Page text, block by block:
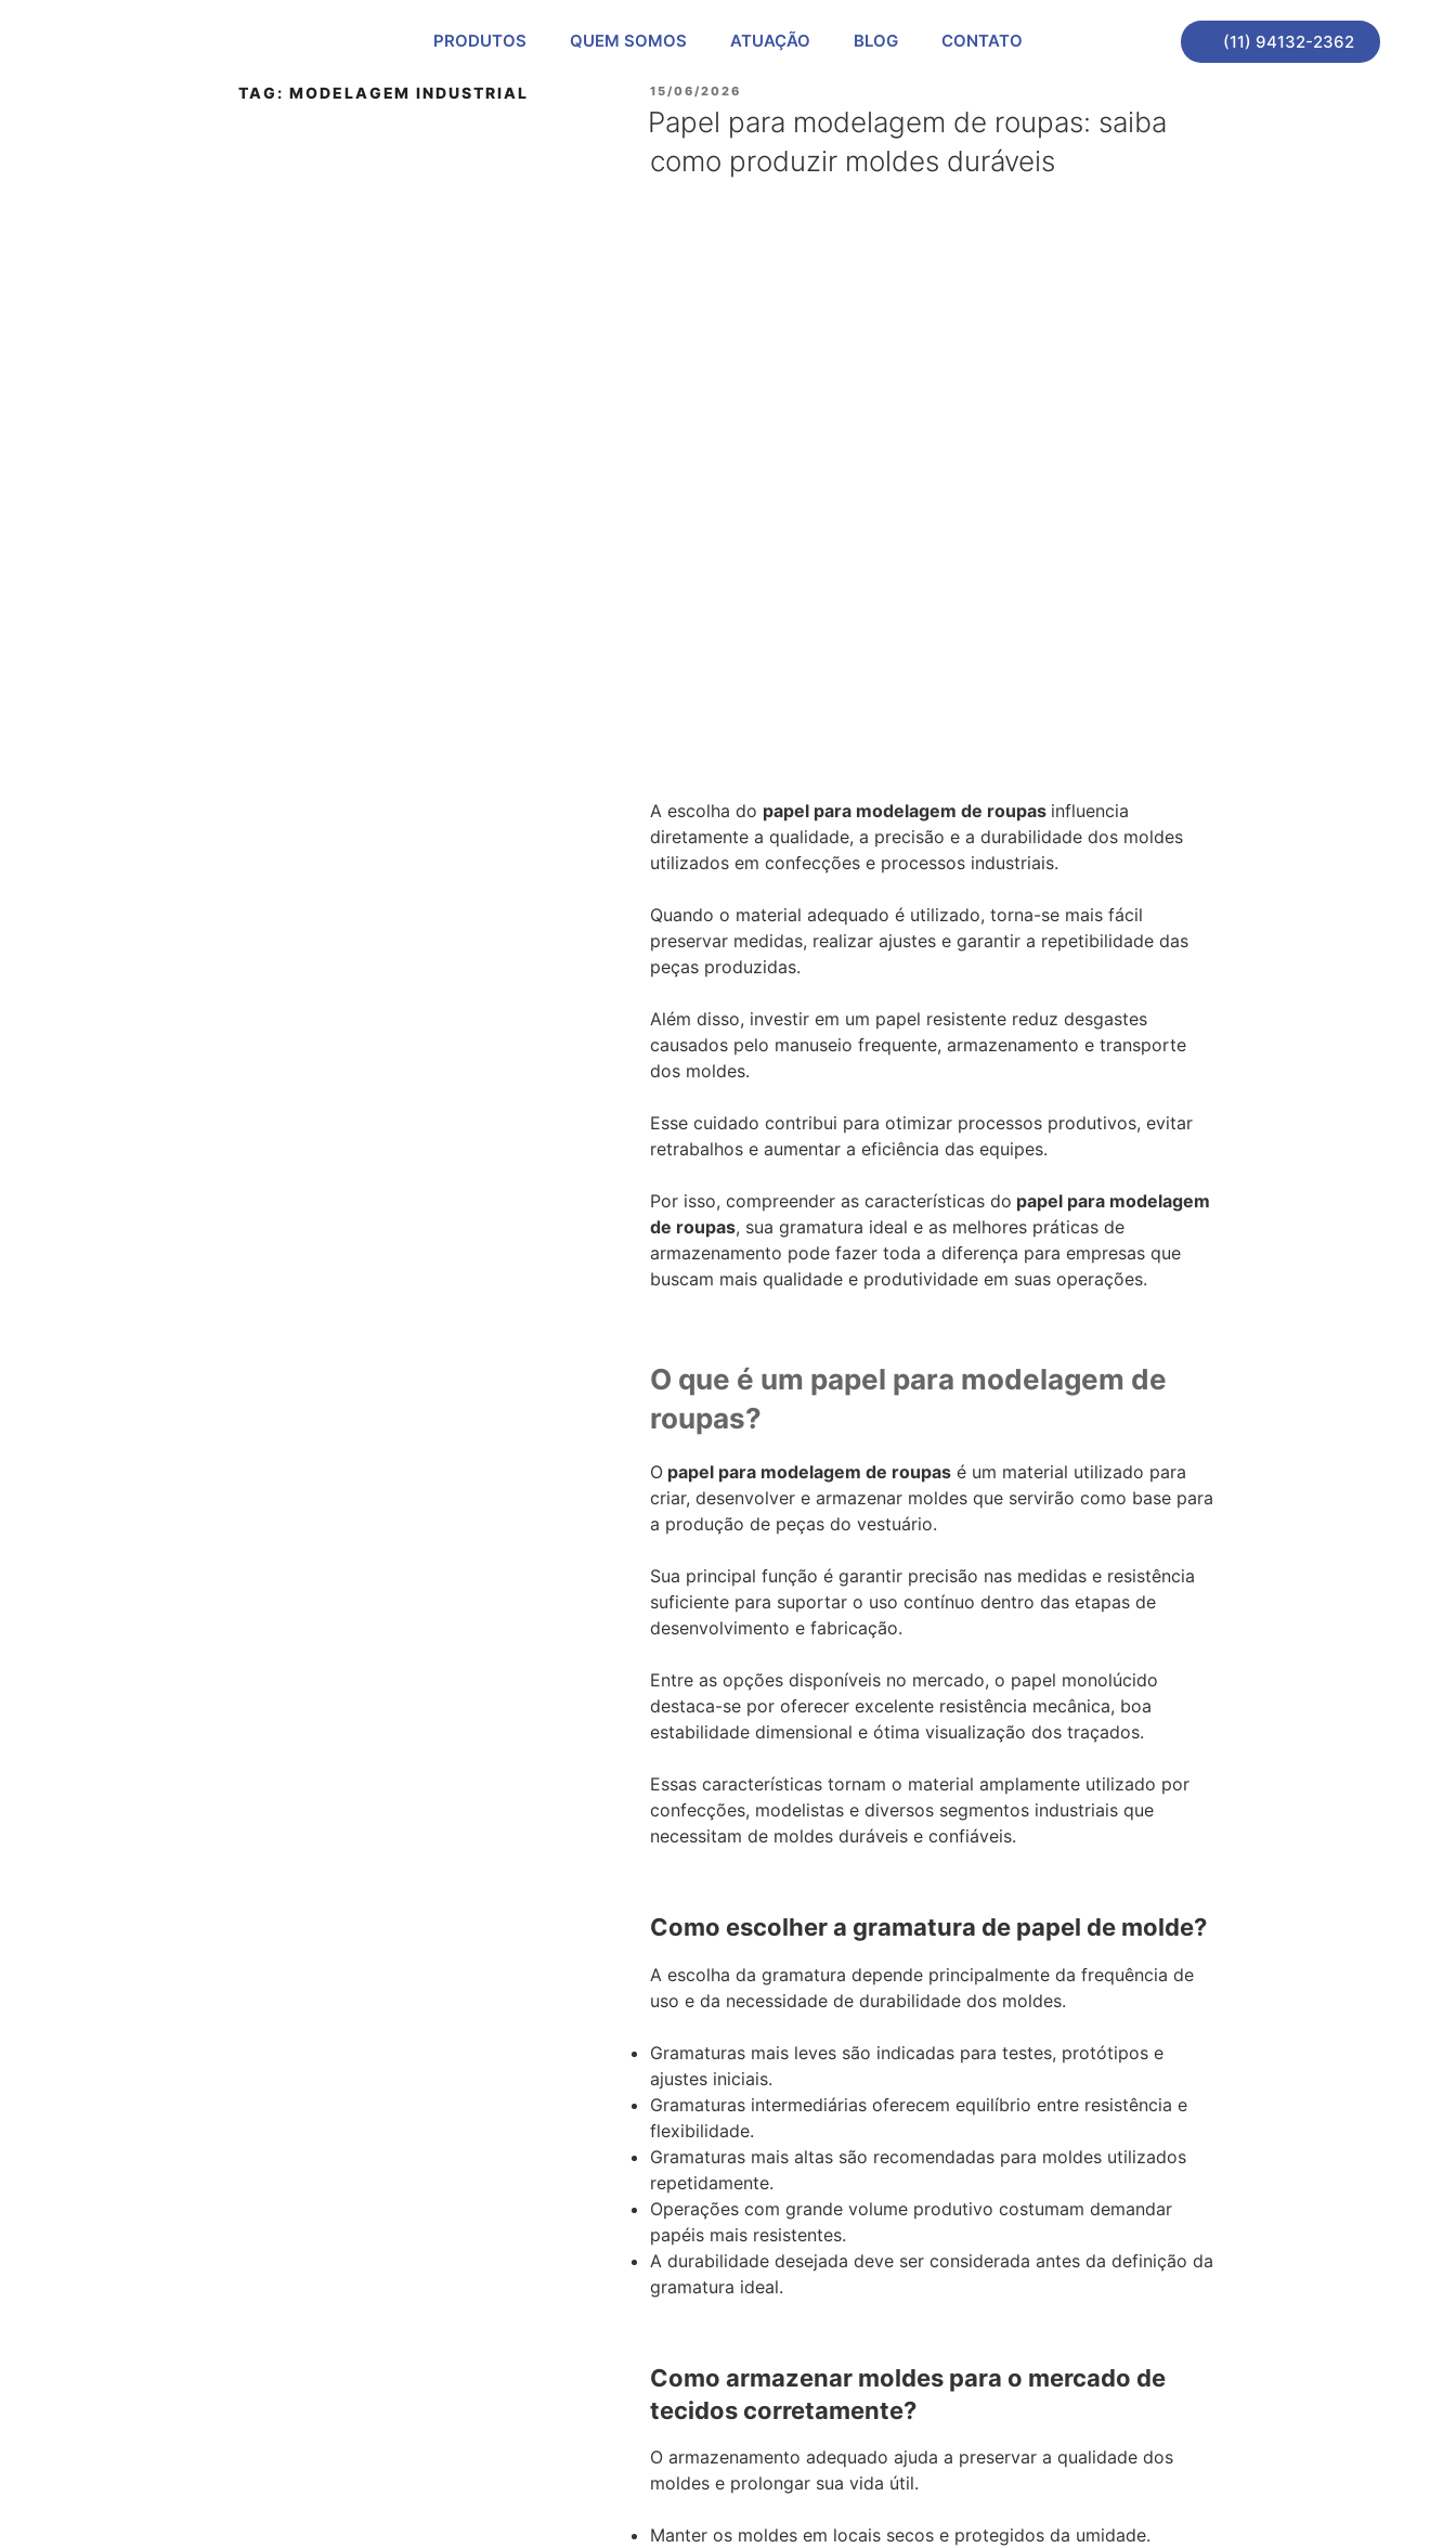
PRODUTOS QUEM SOMOS ATUAÇÃO BLOG CONTATO (11) 94132-2362
TAG: MODELAGEM INDUSTRIAL 15/06/2026
Papel para modelagem de roupas: saiba
como produzir moldes duráveis
A escolha do papel para modelagem de roupas influencia
diretamente a qualidade, a precisão e a durabilidade dos moldes
utilizados em confecções e processos industriais.
Quando o material adequado é utilizado, torna-se mais fácil
preservar medidas, realizar ajustes e garantir a repetibilidade das
peças produzidas.
Além disso, investir em um papel resistente reduz desgastes
causados pelo manuseio frequente, armazenamento e transporte
dos moldes.
Esse cuidado contribui para otimizar processos produtivos, evitar
retrabalhos e aumentar a eficiência das equipes.
Por isso, compreender as características do papel para modelagem
de roupas, sua gramatura ideal e as melhores práticas de
armazenamento pode fazer toda a diferença para empresas que
buscam mais qualidade e produtividade em suas operações.
O que é um papel para modelagem de
roupas?
Opapel para modelagem de roupasé um material utilizado para
criar, desenvolver e armazenar moldes que servirão como base para
a produção de peças do vestuário.
Sua principal função é garantir precisão nas medidas e resistência
suficiente para suportar o uso contínuo dentro das etapas de
desenvolvimento e fabricação.
Entre as opções disponíveis no mercado, o papel monolúcido
destaca-se por oferecer excelente resistência mecânica, boa
estabilidade dimensional e ótima visualização dos traçados.
Essas características tornam o material amplamente utilizado por
confecções, modelistas e diversos segmentos industriais que
necessitam de moldes duráveis e confiáveis.
Como escolher a gramatura de papel de molde?
A escolha da gramatura depende principalmente da frequência de
uso e da necessidade de durabilidade dos moldes.
Gramaturas mais leves são indicadas para testes, protótipos e
ajustes iniciais.
Gramaturas intermediárias oferecem equilíbrio entre resistência e
flexibilidade.
Gramaturas mais altas são recomendadas para moldes utilizados
repetidamente.
Operações com grande volume produtivo costumam demandar
papéis mais resistentes.
A durabilidade desejada deve ser considerada antes da definição da
gramatura ideal.
Como armazenar moldes para o mercado de
tecidos corretamente?
O armazenamento adequado ajuda a preservar a qualidade dos
moldes e prolongar sua vida útil.
Manter os moldes em locais secos e protegidos da umidade.